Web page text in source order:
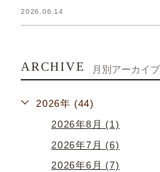
2026.06.14
ARCHIVE 月別アーカイブ
2026年 (44)
2026年8月 (1)
2026年7月 (6)
2026年6月 (7)